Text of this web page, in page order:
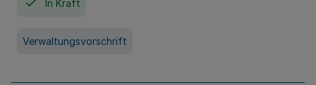
In Kraft
Verwaltungsvorschrift